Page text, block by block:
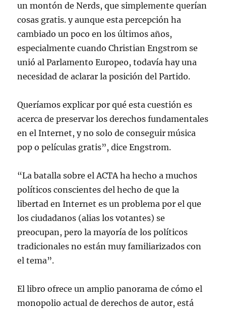
un montón de Nerds, que simplemente querían
cosas gratis. y aunque esta percepción ha
cambiado un poco en los últimos años,
especialmente cuando Christian Engstrom se
unió al Parlamento Europeo, todavía hay una
necesidad de aclarar la posición del Partido.
Queríamos explicar por qué esta cuestión es
acerca de preservar los derechos fundamentales
en el Internet, y no solo de conseguir música
pop o películas gratis”, dice Engstrom.
“La batalla sobre el ACTA ha hecho a muchos
políticos conscientes del hecho de que la
libertad en Internet es un problema por el que
los ciudadanos (alias los votantes) se
preocupan, pero la mayoría de los políticos
tradicionales no están muy familiarizados con
el tema”.
El libro ofrece un amplio panorama de cómo el
monopolio actual de derechos de autor, está